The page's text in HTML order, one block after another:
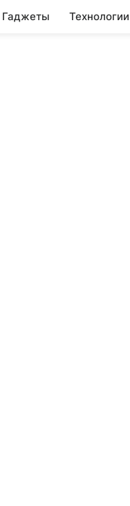
Гаджеты Технологии